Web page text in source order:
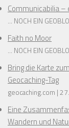
Communicabilia –
... NOCH EIN
Faith no Moor
... NOCH EIN
Bring die Karte
Geocaching-Tag
geocaching.com
Eine
Wandern und